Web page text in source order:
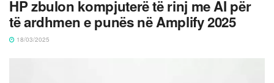
HP zbulon kompjuterë të rinj me AI për
të ardhmen e punës në Amplify 2025
18/03/2025